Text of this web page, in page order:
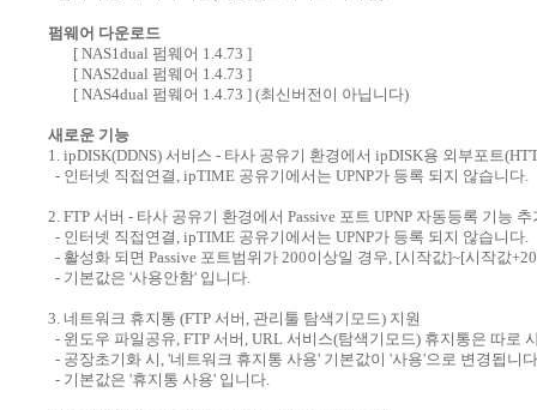
펌웨어 다운로드
[ NAS1dual 펌웨어 1.4.73 ]
[ NAS2dual 펌웨어 1.4.73 ]
[ NAS4dual 펌웨어 1.4.73 ] (최신버전이 아닙니다)
새로운 기능
1. ipDISK(DDNS) 서비스 - 타사 공유기 환경에서 ipDISK용 외부포트
- 인터넷 직접연결, ipTIME 공유기에서는 UPNP가 등록 되지 않습니다.
2. FTP 서버 - 타사 공유기 환경에서 Passive 포트 UPNP 자동등록 기능 추
- 인터넷 직접연결, ipTIME 공유기에서는 UPNP가 등록 되지 않습니다.
- 활성화 되면 Passive 포트범위가 200이상일 경우, [시작값]~[시작값
- 기본값은 '사용안함' 입니다.
3. 네트워크 휴지통 (FTP 서버, 관리툴 탐색기모드) 지원
- 윈도우 파일공유, FTP 서버, URL 서비스(탐색기모드) 휴지통은 따로
- 공장초기화 시, '네트워크 휴지통 사용' 기본값이 '사용'으로 변경됩니
- 기본값은 '휴지통 사용' 입니다.